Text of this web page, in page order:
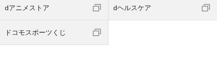
dアニメストア dヘルスケア
ドコモスポーツくじ